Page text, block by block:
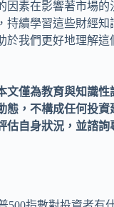
因素在影響著市場的
持續學習這些財經知
於我們更好地理解這
文僅為教育與知識
態，不構成任何投資
估自身狀況，並諮詢